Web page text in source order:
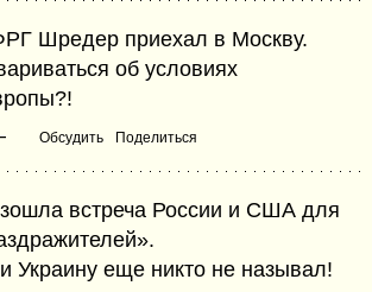
Шредер приехал в Москву.
об условиях
Обсудить Поделиться
встреча России и США для
Украину еще никто не называл!